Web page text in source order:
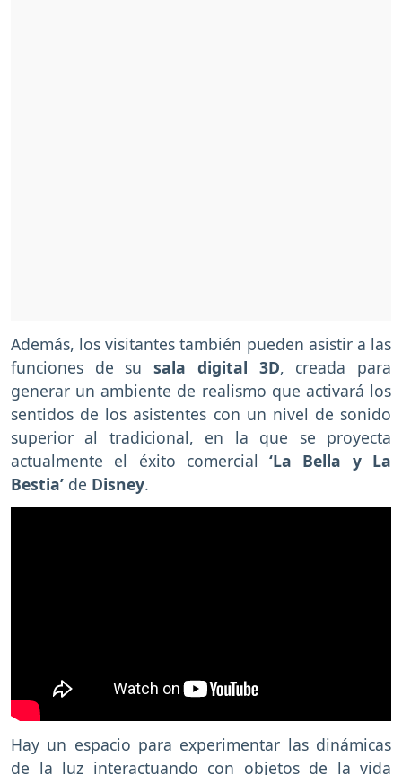
Además, los visitantes también pueden asistir a las
funciones de susala digital 3D, creada para
generar un ambiente de realismo que activará los
sentidos de los asistentes con un nivel de sonido
superior al tradicional, en la que se proyecta
actualmente el éxito comercial‘La Bella y La
Bestia’ de Disney.
Hay un espacio para experimentar las dinámicas
de la luz interactuando con objetos de la vida